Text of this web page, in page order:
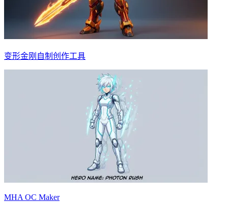
变形金刚自制创作工具
MHA OC Maker